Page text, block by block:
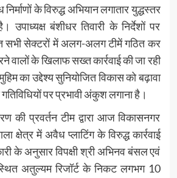
के विरुद्ध अभियान लगातार युद्धस्तर
उपाध्यक्ष बंशीधर तिवारी के निर्देशों पर
सभी सेक्टरों में अलग-अलग टीमें गठित कर
वालों के खिलाफ सख्त कार्रवाई की जा रही
का उद्देश्य सुनियोजित विकास को बढ़ावा
पर प्रभावी अंकुश लगाना है।
की प्रवर्तन टीम द्वारा आज विकासनगर
क्षेत्र में अवैध प्लाटिंग के विरुद्ध कार्रवाई
के अनुसार विपक्षी श्री अभिनव बंसल एवं
स्थित अतुल्यम रिजॉर्ट के निकट लगभग 10